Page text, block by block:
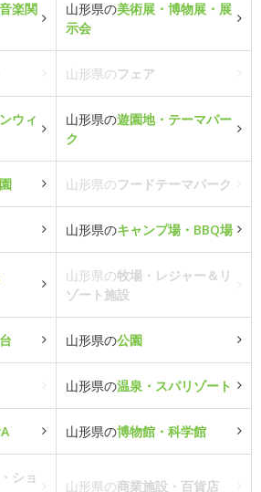
楽関
山形県の美術展・博物展・展
示会
山形県のフェア
ウィ
山形県の遊園地・テーマパー
ク
山形県のフードテーマパーク
山形県のキャンプ場・BBQ場
山形県の牧場・レジャー＆リ
ゾート施設
山形県の公園
山形県の温泉・スパリゾート
山形県の博物館・科学館
ショ
山形県の商業施設・百貨店